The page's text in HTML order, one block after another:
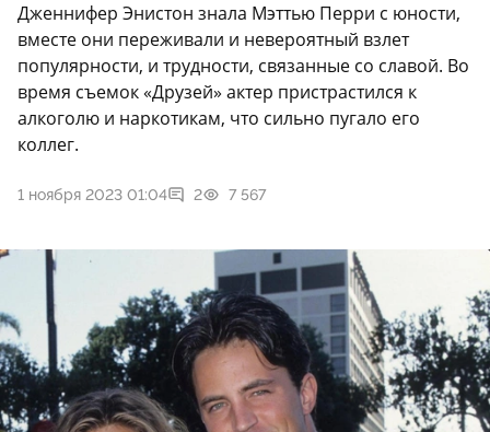
Дженнифер Энистон знала Мэттью Перри с юности,
вместе они переживали и невероятный взлет
популярности, и трудности, связанные со славой. Во
время съемок «Друзей» актер пристрастился к
алкоголю и наркотикам, что сильно пугало его
коллег.
1 ноября 2023 01:04 2 7 567